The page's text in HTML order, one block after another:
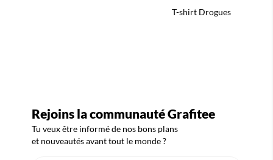
T-shirt Drogues
Rejoins la communauté Grafitee
Tu veux être informé de nos bons plans
et nouveautés avant tout le monde ?